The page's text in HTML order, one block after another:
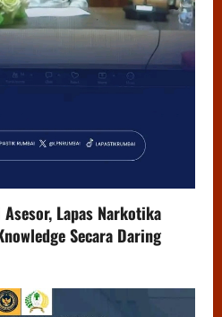
Lapas Narkotika
Secara Daring